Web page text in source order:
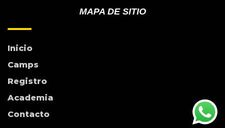
MAPA DE SITIO
Inicio
Camps
Registro
Academia
Contacto